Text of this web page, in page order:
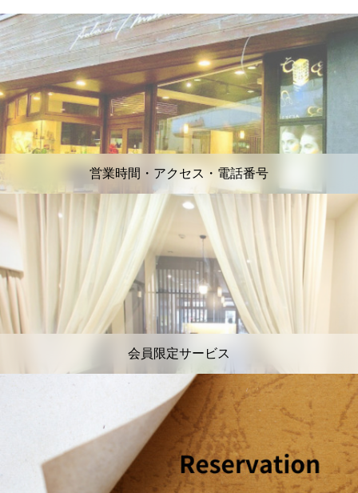
営業時間・アクセス・電話番号
会員限定サービス